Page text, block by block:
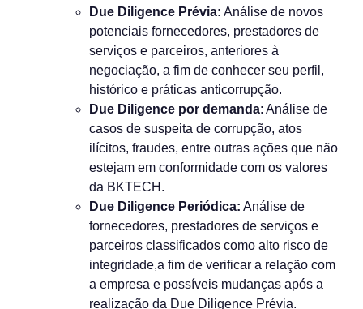
Due Diligence Prévia: Análise de novos
potenciais fornecedores, prestadores de
serviços e parceiros, anteriores à
negociação, a fim de conhecer seu perfil,
histórico e práticas anticorrupção.
Due Diligence por demanda: Análise de
casos de suspeita de corrupção, atos
ilícitos, fraudes, entre outras ações que não
estejam em conformidade com os valores
da BKTECH.
Due Diligence Periódica: Análise de
fornecedores, prestadores de serviços e
parceiros classificados como alto risco de
integridade,a fim de verificar a relação com
a empresa e possíveis mudanças após a
realização da Due Diligence Prévia.